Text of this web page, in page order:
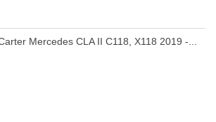
Mercedes CLA II C118, X118 2019 -...